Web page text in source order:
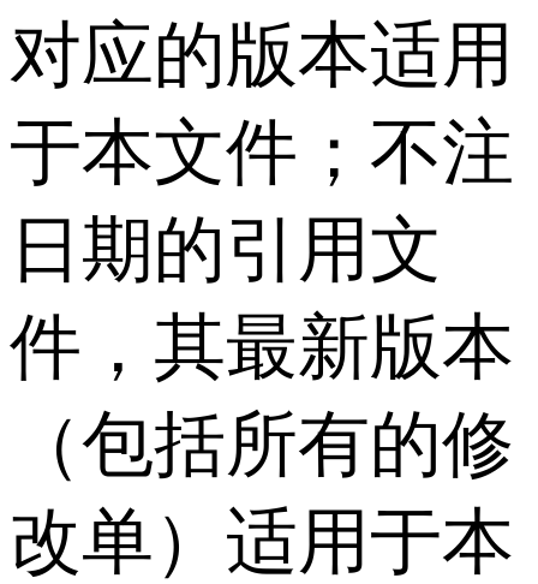
对应的版本适用
于本文件；不注
日期的引用文
件，其最新版本
（包括所有的修
改单）适用于本